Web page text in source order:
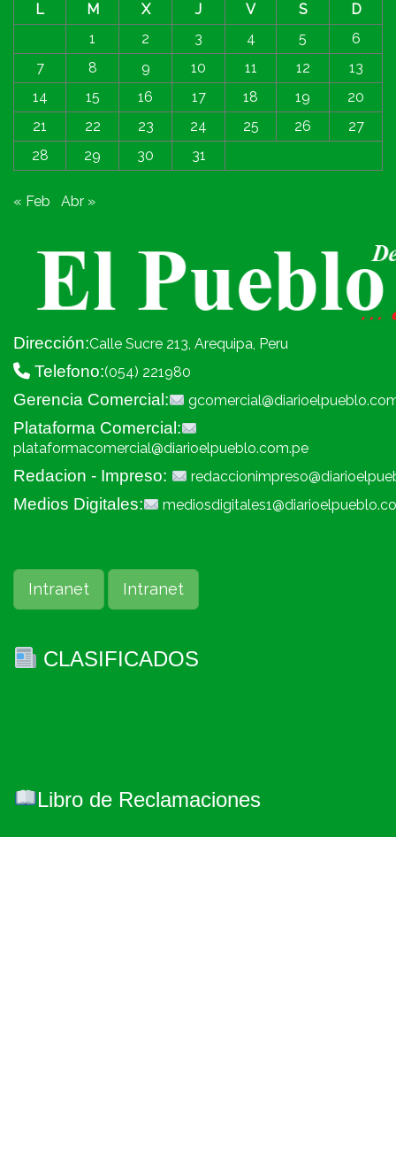
L M X J V S
D
1
2 3 4 5
6
7
8 9 10 11 12
13
14
15 16 17 18 19
20
21
22 23 24 25 26
27
28
29 30 31
« Feb Abr »
Dirección:Calle Sucre 213, Arequipa, Peru
Telefono:(054) 221980
Gerencia Comercial:
Plataforma Comercial:
plataformacomercial@diarioelpueblo.com.pe
Redacion - Impreso:
Medios Digitales:
Intranet Intranet
CLASIFICADOS
Libro de Reclamaciones